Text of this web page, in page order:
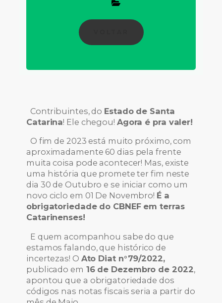
Contribuintes, do Estado de Santa
Catarina! Ele chegou! Agora é pra valer!
O fim de 2023 está muito próximo, com
aproximadamente 60 dias pela frente
muita coisa pode acontecer! Mas, existe
uma história que promete ter fim neste
dia 30 de Outubro e se iniciar como um
novo ciclo em 01 De Novembro! É a
obrigatoriedade do CBNEF em terras
Catarinenses!
E quem acompanhou sabe do que
estamos falando, que histórico de
incertezas! O Ato Diat n°79/2022,
publicado em 16 de Dezembro de 2022,
apontou que a obrigatoriedade dos
códigos nas notas fiscais seria a partir do